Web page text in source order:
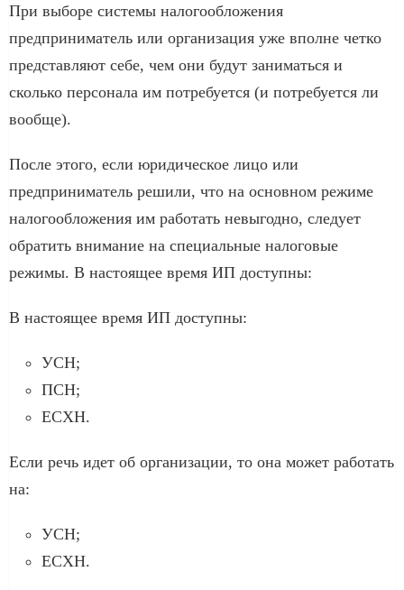
При выборе системы налогообложения
предприниматель или организация уже вполне четко
представляют себе, чем они будут заниматься и
сколько персонала им потребуется (и потребуется ли
вообще).
После этого, если юридическое лицо или
предприниматель решили, что на основном режиме
налогообложения им работать невыгодно, следует
обратить внимание на специальные налоговые
режимы. В настоящее время ИП доступны:
В настоящее время ИП доступны:
УСН;
ПСН;
ЕСХН.
Если речь идет об организации, то она может работать
на:
УСН;
ЕСХН.